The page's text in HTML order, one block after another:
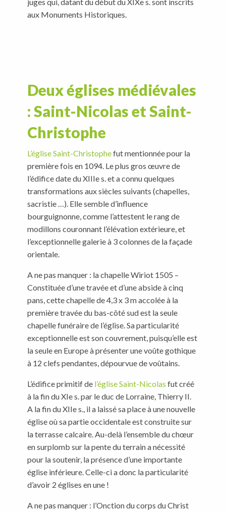
aux Monuments Historiques.
Deux églises médiévales
: Saint-Nicolas et Saint-
Christophe
L’église Saint-Christophefut mentionnée pour la
première fois en 1094. Le plus gros œuvre de
l’édifice date du XIIIe s. et a connu quelques
transformations aux siècles suivants (chapelles,
sacristie …). Elle semble d’influence
bourguignonne, comme l’attestent le rang de
modillons couronnant l’élévation extérieure, et
l’exceptionnelle galerie à 3 colonnes de la façade
orientale.
A ne pas manquer : la chapelle Wiriot 1505 –
Constituée d’une travée et d’une abside à cinq
pans, cette chapelle de 4,3 x 3 m accolée à la
première travée du bas-côté sud est la seule
chapelle funéraire de l’église. Sa particularité
exceptionnelle est son couvrement, puisqu’elle est
la seule en Europe à présenter une voûte gothique
à 12 clefs pendantes, dépourvue de voûtains.
L’édifice primitif de l’église Saint-Nicolas fut créé
à la fin du XIe s. par le duc de Lorraine, Thierry II.
A la fin du XIIe s., il a laissé sa place à une nouvelle
église où sa partie occidentale est construite sur
la terrasse calcaire. Au-delà l’ensemble du chœur
en surplomb sur la pente du terrain a nécessité
pour la soutenir, la présence d’une importante
église inférieure. Celle-ci a donc la particularité
d’avoir 2 églises en une !
A ne pas manquer : l’Onction du corps du Christ